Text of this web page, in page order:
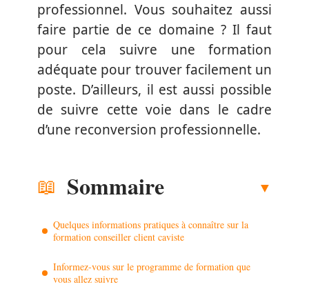
professionnel. Vous souhaitez aussi
faire partie de ce domaine ? Il faut
pour cela suivre une formation
adéquate pour trouver facilement un
poste. D’ailleurs, il est aussi possible
de suivre cette voie dans le cadre
d’une reconversion professionnelle.
Sommaire
Quelques informations pratiques à connaître sur la
formation conseiller client caviste
Informez-vous sur le programme de formation que
vous allez suivre